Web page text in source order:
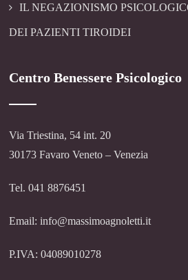
IL NEGAZIONISMO
DEI PAZIENTI TIROIDEI
Centro Benessere Psicologico
Via Triestina, 54 int. 20
30173 Favaro Veneto – Venezia
Tel. 041 8876451
Email: info@massimoagnoletti.it
P.IVA: 04089010278